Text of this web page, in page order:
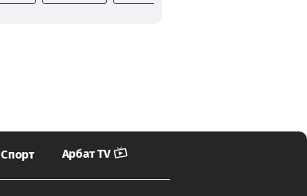
Спорт Арбат TV